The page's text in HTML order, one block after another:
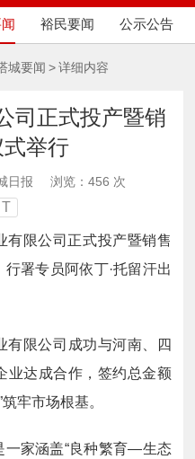
裕民要闻 公示公告
城要闻 > 详细内容
司正式投产暨销
举行
日报 浏览： 456 次
T
有限公司正式投产暨销售
署专员阿依丁·托留汗出
有限公司成功与河南、四
业达成合作，签约总金额
牢市场根基。
一家涵盖“良种繁育—生态